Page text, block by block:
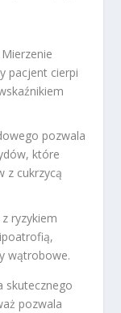
Mierzenie
pacjent cierpi
pozwala
które
z cukrzycą
ryzykiem
wątrobowe.
skutecznego
pozwala